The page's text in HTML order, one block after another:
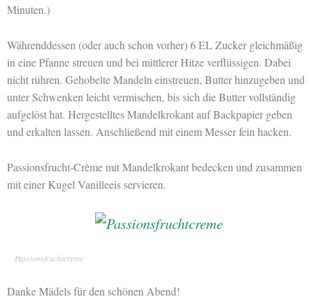
Minuten.)
Währenddessen (oder auch schon vorher) 6 EL Zucker gleichmäßig
in eine Pfanne streuen und bei mittlerer Hitze verflüssigen. Dabei
nicht rühren. Gehobelte Mandeln einstreuen, Butter hinzugeben und
unter Schwenken leicht vermischen, bis sich die Butter vollständig
aufgelöst hat. Hergestelltes Mandelkrokant auf Backpapier geben
und erkalten lassen. Anschließend mit einem Messer fein hacken.
Passionsfrucht-Crème mit Mandelkrokant bedecken und zusammen
mit einer Kugel Vanilleeis servieren.
Passionsfruchtcreme
Danke Mädels für den schönen Abend!